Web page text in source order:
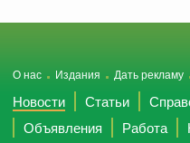
О нас Издания Дать рекламу
Новости Статьи
Объявления
Работа